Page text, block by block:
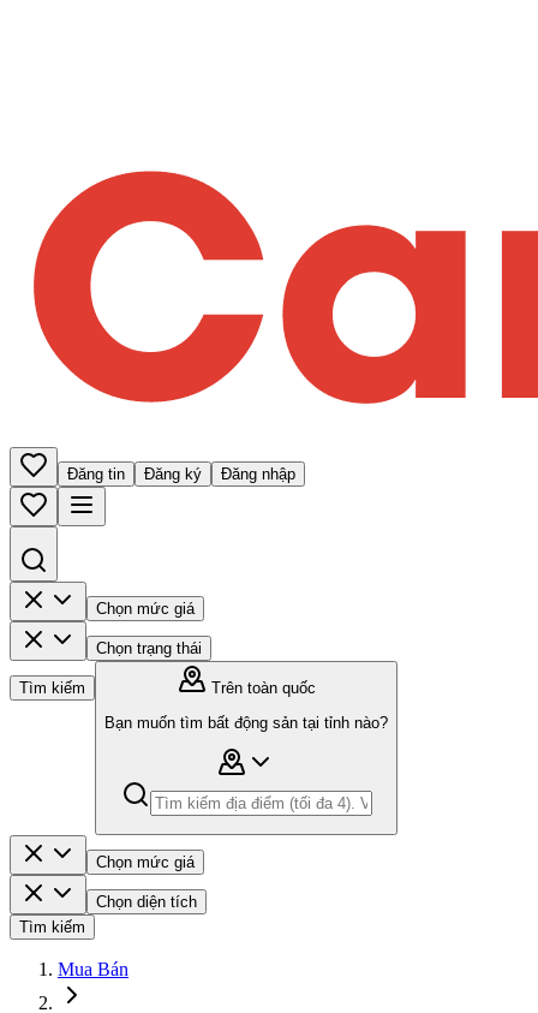
Đăng tin Đăng ký Đăng nhập
Chọn mức giá
Chọn trạng thái
Tìm kiếm
Trên toàn quốc
Bạn muốn tìm bất động sản tại tỉnh nào?
Chọn mức giá
Chọn diện tích
Tìm kiếm
Mua Bán